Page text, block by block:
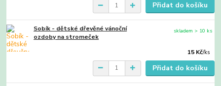
Přidat do košíku
Sobík - dětské dřevěné vánoční
ozdoby na stromeček
15 Kč/ks
skladem > 10 ks
Přidat do košíku